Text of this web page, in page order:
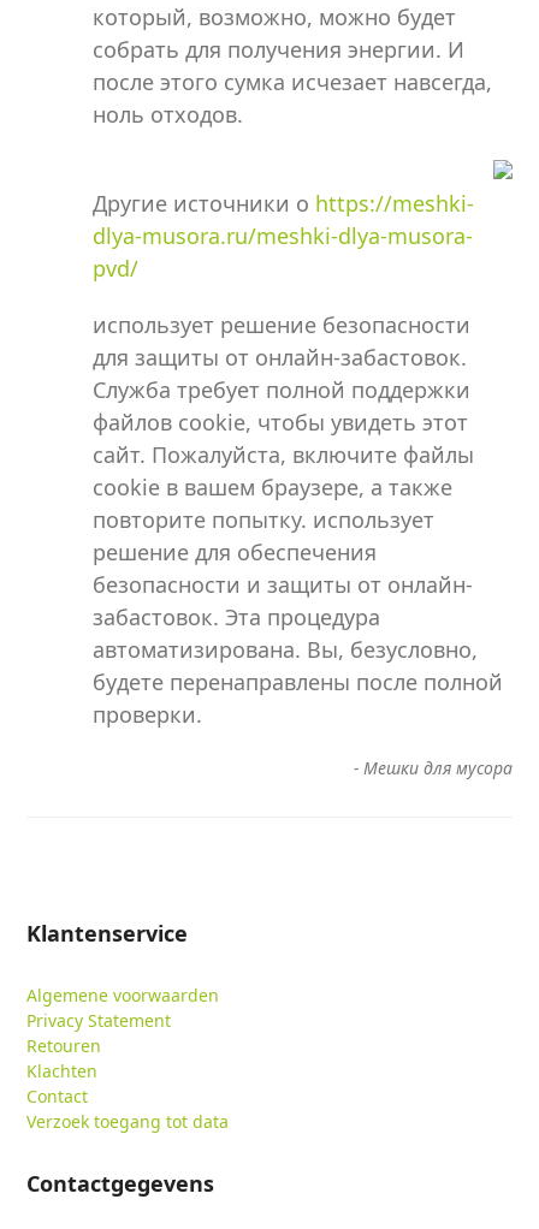
который, возможно, можно будет
собрать для получения энергии. И
после этого сумка исчезает навсегда,
ноль отходов.
Другие источники о https://meshki-
dlya-musora.ru/meshki-dlya-musora-
pvd/
использует решение безопасности
для защиты от онлайн-забастовок.
Служба требует полной поддержки
файлов cookie, чтобы увидеть этот
сайт. Пожалуйста, включите файлы
cookie в вашем браузере, а также
повторите попытку. использует
решение для обеспечения
безопасности и защиты от онлайн-
забастовок. Эта процедура
автоматизирована. Вы, безусловно,
будете перенаправлены после полной
проверки.
-Мешки для мусора
Klantenservice
Algemene voorwaarden
Privacy Statement
Retouren
Klachten
Contact
Verzoek toegang tot data
Contactgegevens